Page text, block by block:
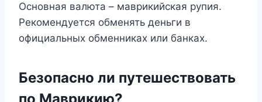
Основная валюта – маврикийская рупия.
Рекомендуется обменять деньги в
официальных обменниках или банках.
Безопасно ли путешествовать